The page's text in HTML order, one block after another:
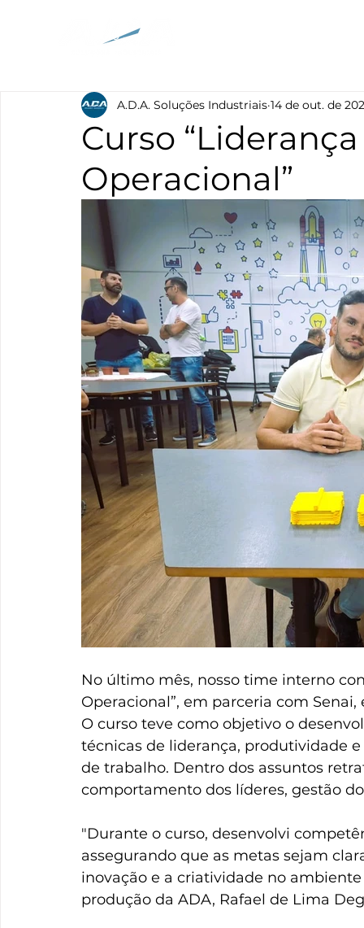
Início
Curso
Operacional”
A.D.A. Soluções Industriais 14 de out. de
No último mês, nosso time interno
Operacional”, em parceria com Senai,
O curso teve como objetivo o
técnicas de liderança, produtividade
de trabalho. Dentro dos assuntos
comportamento dos líderes, gestão
"Durante o curso, desenvolvi
assegurando que as metas sejam
inovação e a criatividade no
produção da ADA, Rafael de Lima